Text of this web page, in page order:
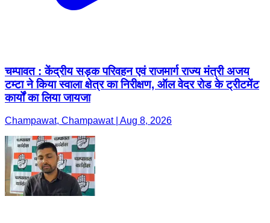
चम्पावत : केंद्रीय सड़क परिवहन एवं राजमार्ग राज्य मंत्री अजय
टम्टा ने किया स्वाला क्षेत्र का निरीक्षण, ऑल वेदर रोड के ट्रीटमेंट
कार्यों का लिया जायजा
Champawat, Champawat | Aug 8, 2026